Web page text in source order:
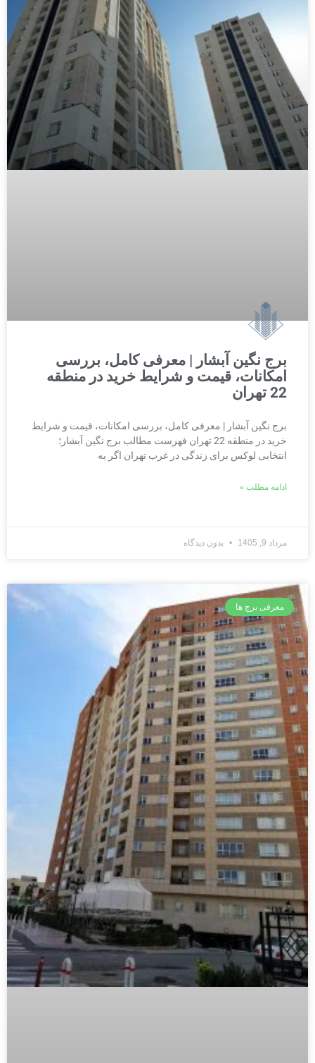
برج نگین آبشار | معرفی کامل، بررسی
امکانات، قیمت و شرایط خرید در منطقه
22 تهران
برج نگین آبشار | معرفی کامل، بررسی امکانات، قیمت و شرایط
خرید در منطقه 22 تهران فهرست مطالب برج نگین آبشار؛
انتخابی لوکس برای زندگی در غرب تهران اگر به
ادامه مطلب »
مرداد 9, 1405 بدون دیدگاه
معرفی برج ها